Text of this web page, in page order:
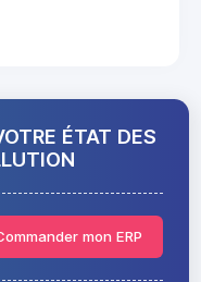
ÉTAT DES
mon ERP